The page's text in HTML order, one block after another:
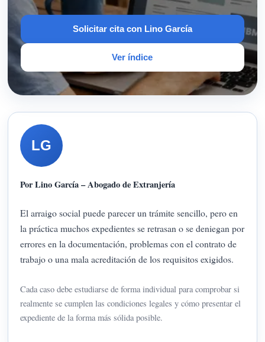
Solicitar cita con Lino García
Ver índice
LG
Por Lino García – Abogado de Extranjería
El arraigo social puede parecer un trámite sencillo, pero en
la práctica muchos expedientes se retrasan o se deniegan por
errores en la documentación, problemas con el contrato de
trabajo o una mala acreditación de los requisitos exigidos.
Cada caso debe estudiarse de forma individual para comprobar si
realmente se cumplen las condiciones legales y cómo presentar el
expediente de la forma más sólida posible.